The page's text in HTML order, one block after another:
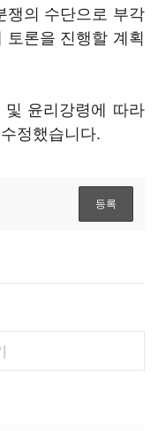
쟁의 수단으로 부각
론을 진행할 계획
윤리강령에 따라
정했습니다.